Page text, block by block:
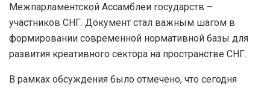
Межпарламентской Ассамблеи государств –
участников СНГ. Документ стал важным шагом в
формировании современной нормативной базы для
развития креативного сектора на пространстве СНГ.
В рамках обсуждения было отмечено, что сегодня